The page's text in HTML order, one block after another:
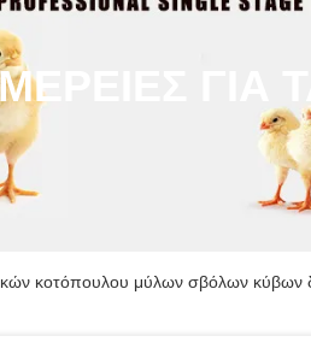
ΓΙΑ
κοτόπουλου μύλων σβόλων κύβων